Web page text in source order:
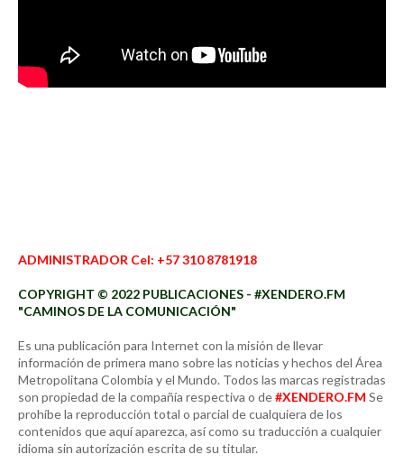
ADMINISTRADOR Cel: +57 310 8781918
COPYRIGHT © 2022 PUBLICACIONES - #XENDERO.FM
"CAMINOS DE LA COMUNICACIÓN"
Es una publicación para Internet con la misión de llevar
información de primera mano sobre las noticias y hechos del Área
Metropolitana Colombia y el Mundo. Todos las marcas registradas
son propiedad de la compañía respectiva o de#XENDERO.FM Se
prohíbe la reproducción total o parcial de cualquiera de los
contenidos que aquí aparezca, así como su traducción a cualquier
idioma sin autorización escrita de su titular.